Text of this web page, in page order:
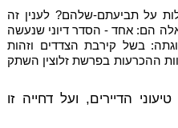
על תביעתם-שלהם? לענין זה
הם: אחד - הסדר דיוני שנעשה
בשל קירבת הצדדים וזהות
ההכרעות בפרשת זלוצין השתק
הדיירים, ועל דחייה זו